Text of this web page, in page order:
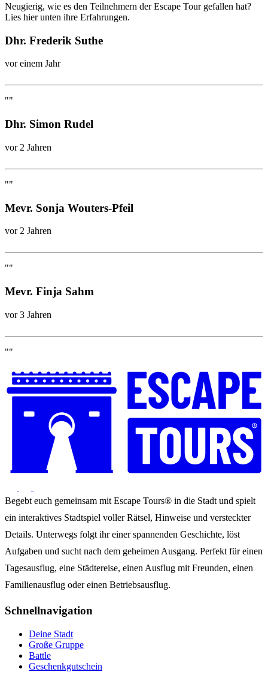
Neugierig, wie es den Teilnehmern der Escape Tour gefallen hat?
Lies hier unten ihre Erfahrungen.
Dhr. Frederik Suthe
vor einem Jahr
""
Dhr. Simon Rudel
vor 2 Jahren
""
Mevr. Sonja Wouters-Pfeil
vor 2 Jahren
""
Mevr. Finja Sahm
vor 3 Jahren
""
Begebt euch gemeinsam mit Escape Tours® in die Stadt und spielt
ein interaktives Stadtspiel voller Rätsel, Hinweise und versteckter
Details. Unterwegs folgt ihr einer spannenden Geschichte, löst
Aufgaben und sucht nach dem geheimen Ausgang. Perfekt für einen
Tagesausflug, eine Städtereise, einen Ausflug mit Freunden, einen
Familienausflug oder einen Betriebsausflug.
Schnellnavigation
Deine Stadt
Große Gruppe
Battle
Geschenkgutschein